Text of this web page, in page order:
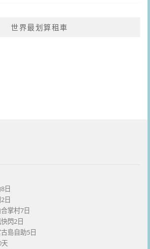
世界最划算租車
日
日
掌村7日
閃2日
島自助5日
天